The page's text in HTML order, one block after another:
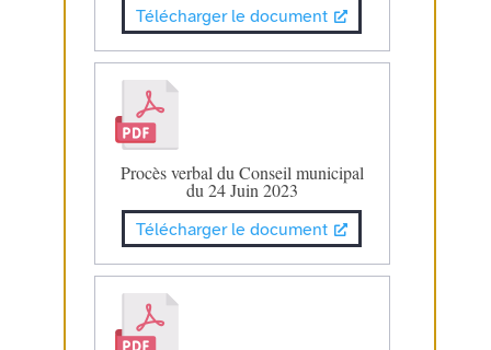
Télécharger le document
Procès verbal du Conseil municipal
du 24 Juin 2023
Télécharger le document